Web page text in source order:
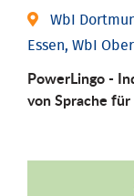
WbI
Essen, WbI
PowerLingo -
von Sprache